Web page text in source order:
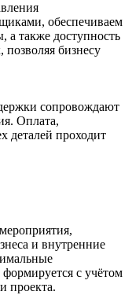
обеспечиваем
а также доступность
бизнесу
сопровождают
Оплата,
деталей проходит
и внутренние
с учётом
проекта.